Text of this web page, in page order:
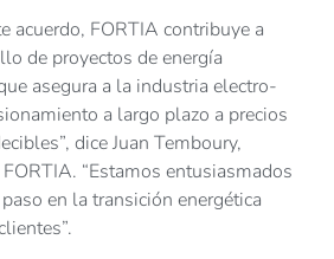
acuerdo, FORTIA contribuye a
de proyectos de energía
asegura a la industria electro-
a largo plazo a precios
dice Juan Temboury,
“Estamos entusiasmados
en la transición energética